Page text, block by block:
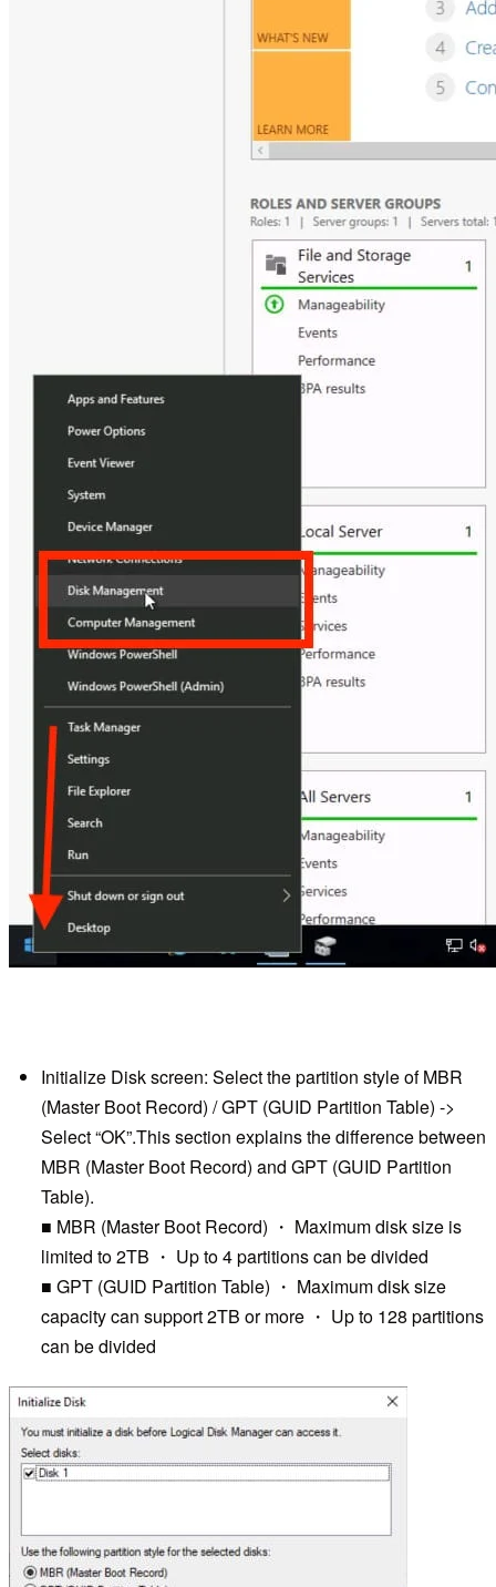
Initialize Disk screen: Select the partition style of MBR
(Master Boot Record) / GPT (GUID Partition Table) ->
Select “OK”.This section explains the difference between
MBR (Master Boot Record) and GPT (GUID Partition
Table).
■ MBR (Master Boot Record) ・ Maximum disk size is
limited to 2TB ・ Up to 4 partitions can be divided
■ GPT (GUID Partition Table) ・ Maximum disk size
capacity can support 2TB or more ・ Up to 128 partitions
can be divided